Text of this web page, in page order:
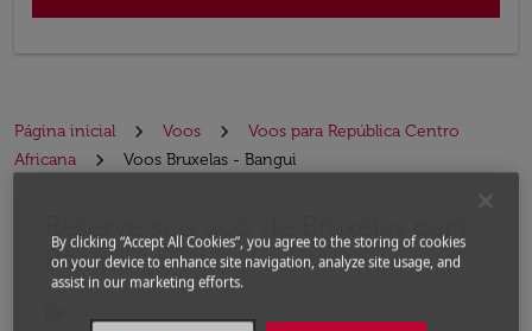
Página inicial Voos
Voos para República Centro
Africana
Voos Bruxelas - Bangui
Reserve seu voo de Bruxelas para
Bangui
By clicking “Accept All Cookies”, you agree to the storing of cookies
on your device to enhance site navigation, analyze site usage, and
assist in our marketing efforts.